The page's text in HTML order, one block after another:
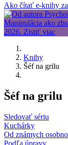
Ako čítať e-knihy
Knihy
Šéf na grilu
Šéf na grilu
Sledovať sériu
Kuchárky
Od známych
Podľa úpravy